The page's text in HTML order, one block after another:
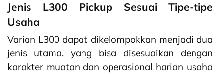
Jenis L300 Pickup Sesuai Tipe-tipe
Usaha
Varian L300 dapat dikelompokkan menjadi dua
jenis utama, yang bisa disesuaikan dengan
karakter muatan dan operasional harian usaha